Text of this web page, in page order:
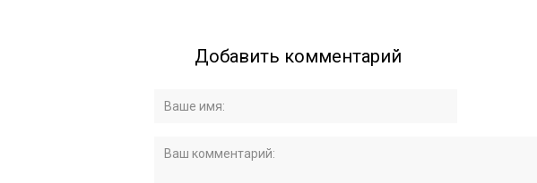
Добавить комментарий